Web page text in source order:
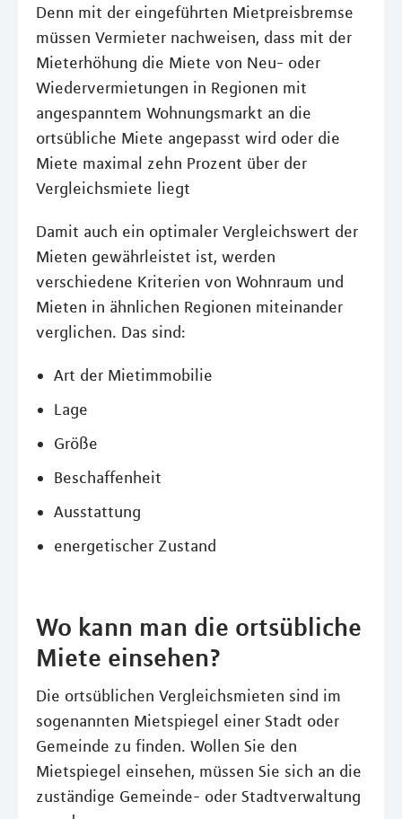
Denn mit der eingeführten Mietpreisbremse
müssen Vermieter nachweisen, dass mit der
Mieterhöhung die Miete von Neu- oder
Wiedervermietungen in Regionen mit
angespanntem Wohnungsmarkt an die
ortsübliche Miete angepasst wird oder die
Miete maximal zehn Prozent über der
Vergleichsmiete liegt
Damit auch ein optimaler Vergleichswert der
Mieten gewährleistet ist, werden
verschiedene Kriterien von Wohnraum und
Mieten in ähnlichen Regionen miteinander
verglichen. Das sind:
Art der Mietimmobilie
Lage
Größe
Beschaffenheit
Ausstattung
energetischer Zustand
Wo kann man die ortsübliche
Miete einsehen?
Die ortsüblichen Vergleichsmieten sind im
sogenannten Mietspiegel einer Stadt oder
Gemeinde zu finden. Wollen Sie den
Mietspiegel einsehen, müssen Sie sich an die
zuständige Gemeinde- oder Stadtverwaltung